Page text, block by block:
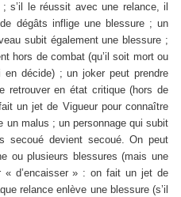
s’il le réussit avec une relance, il
dégâts inflige une blessure ; un
subit également une blessure ;
hors de combat (qu’il soit mort ou
décide) ; un joker peut prendre
retrouver en état critique (hors de
un jet de Vigueur pour connaître
un malus ; un personnage qui subit
secoué devient secoué. On peut
ou plusieurs blessures (mais une
« d’encaisser » : on fait un jet de
relance enlève une blessure (s’il